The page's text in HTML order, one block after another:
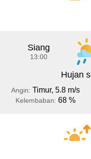
Siang
13:00
Hujan
Angin: Timur, 5.8 m/s
Kelembaban: 68 %